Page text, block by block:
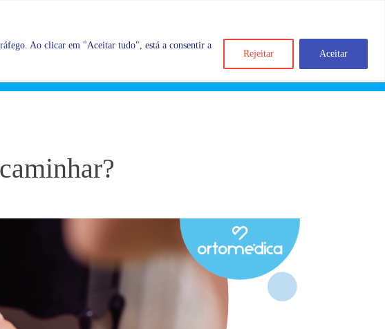
Ao clicar em "Aceitar tudo", está a consentir a
Rejeitar Aceitar
Search Account